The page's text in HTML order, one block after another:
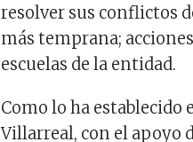
resolver sus conflictos
más temprana;
escuelas de la entidad.
Como lo ha establecido
Villarreal, con el apoyo